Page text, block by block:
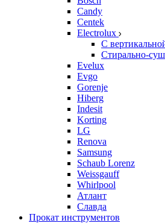
Candy
Centek
Electrolux
С
Стирально-
Evelux
Evgo
Gorenje
Hiberg
Indesit
Korting
LG
Renova
Samsung
Schaub Lorenz
Weissgauff
Whirlpool
Атлант
Славда
Прокат инструментов